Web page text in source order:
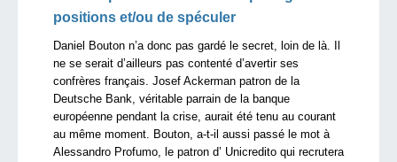
positions et/ou de spéculer
Daniel Bouton n’a donc pas gardé le secret, loin de là. Il
ne se serait d’ailleurs pas contenté d’avertir ses
confrères français. Josef Ackerman patron de la
Deutsche Bank, véritable parrain de la banque
européenne pendant la crise, aurait été tenu au courant
au même moment. Bouton, a-t-il aussi passé le mot à
Alessandro Profumo, le patron d’ Unicredito qui recrutera